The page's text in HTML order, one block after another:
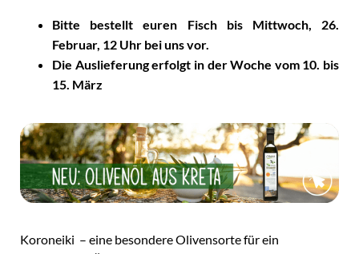
Bitte bestellt euren Fisch bis Mittwoch, 26.
Februar, 12 Uhr bei uns vor.
Die Auslieferung erfolgt in der Woche vom 10. bis
15. März
Koroneiki – eine besondere Olivensorte für ein